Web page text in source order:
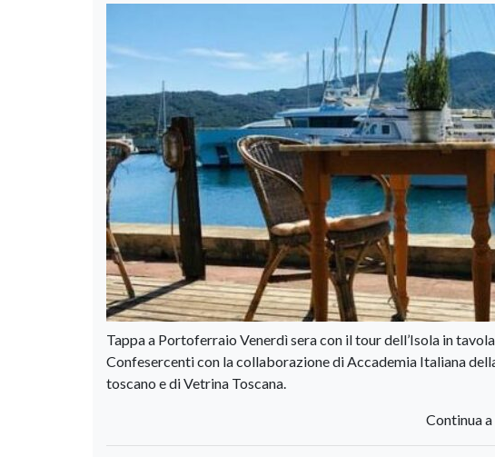
Tappa a Portoferraio Venerdì sera con il tour dell’Isola in
Confesercenti con la collaborazione di Accademia Italiana
toscano e di Vetrina Toscana.
Continua